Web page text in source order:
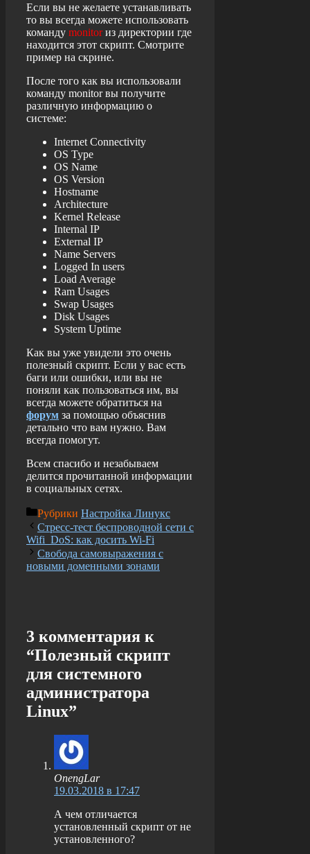
Если вы не желаете устанавливать
то вы всегда можете использовать
команду monitorиз директории где
находится этот скрипт. Смотрите
пример на скрине.
После того как вы использовали
команду monitorвы получите
различную информацию о
системе:
Internet Connectivity
OS Type
OS Name
OS Version
Hostname
Architecture
Kernel Release
Internal IP
External IP
Name Servers
Logged In users
Load Average
Ram Usages
Swap Usages
Disk Usages
System Uptime
Как вы уже увидели это очень
полезный скрипт. Если у вас есть
баги или ошибки, или вы не
поняли как пользоваться им, вы
всегда можете обратиться на
форум за помощью объяснив
детально что вам нужно. Вам
всегда помогут.
Всем спасибо и незабываем
делится прочитанной информации
в социальных сетях.
Рубрики Настройка Линукс
Стресс-тест беспроводной сети с
Wifi_DoS: как досить Wi-Fi
Свобода самовыражения с
новыми доменными зонами
3 комментария к
“Полезный скрипт
для системного
администратора
Linux”
OnengLar
19.03.2018 в 17:47
А чем отличается
установленный скрипт от не
установленного?